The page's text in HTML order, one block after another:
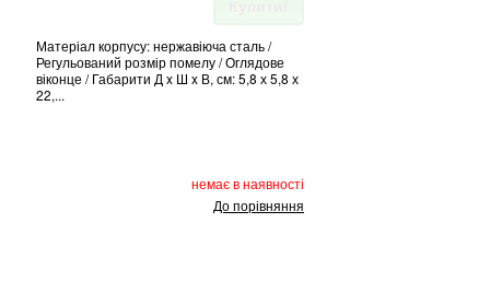
Матеріал корпусу: нержавіюча сталь /
Регульований розмір помелу / Оглядове
віконце / Габарити Д x Ш x В, см: 5,8 х 5,8 х
22,...
немає в наявності
До порівняння